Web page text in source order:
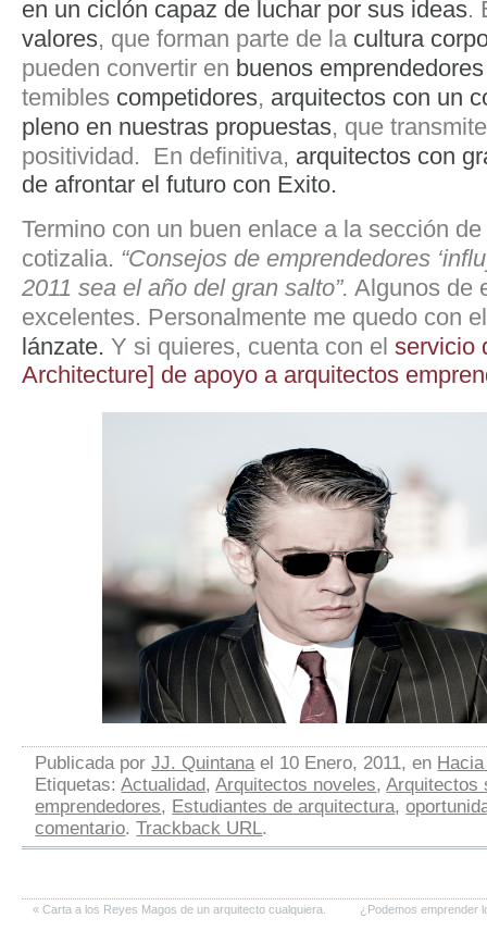
en un ciclón capaz de luchar por sus ideas.
valores, que forman parte de la cultura
pueden convertir en buenos e
temibles competidores, arquitectos con un
pleno en nuestras propuestas, que
positividad. En definitiva, arquitectos con
de afrontar el futuro con Exito.
Termino con un buen enlace a la sección de
cotizalia. “Consejos de emprendedores
2011 sea el año del gran salto”. Algunos de
excelentes. Personalmente me quedo con
lánzate. Y si quieres, cuenta con el servicio
Architecture] de apoyo a arquitectos
Publicada porJJ. Quintanael 10 Enero, 2011, en
Etiquetas:Actualidad,Arquitectos noveles,Arquitectos
emprendedores, Estudiantes de arquitectura,
comentario.Trackback URL.
« Carta a los Reyes Magos de un arquitecto cualquiera. ¿Podemos emprender